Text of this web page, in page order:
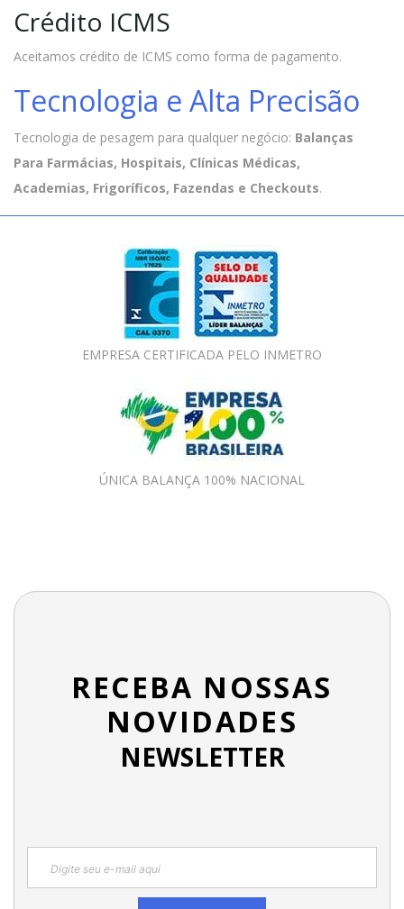
Crédito ICMS
Aceitamos crédito de ICMS como forma de pagamento.
Tecnologia e Alta Precisão
Tecnologia de pesagem para qualquer negócio: Balanças
Para Farmácias, Hospitais, Clínicas Médicas,
Academias, Frigoríficos, Fazendas e Checkouts.
EMPRESA CERTIFICADA PELO INMETRO
ÚNICA BALANÇA 100% NACIONAL
RECEBA NOSSAS
NOVIDADES
NEWSLETTER